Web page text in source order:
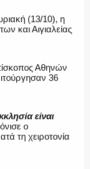
(13/10), η
και Αιγιαλείας
Αθηνών
36
είναι
ο
τη χειροτονία